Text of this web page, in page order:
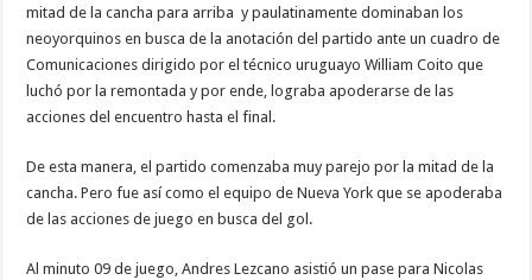
mitad de la cancha para arriba y paulatinamente dominaban los
neoyorquinos en busca de la anotación del partido ante un cuadro de
Comunicaciones dirigido por el técnico uruguayo William Coito que
luchó por la remontada y por ende, lograba apoderarse de las
acciones del encuentro hasta el final.
De esta manera, el partido comenzaba muy parejo por la mitad de la
cancha. Pero fue así como el equipo de Nueva York que se apoderaba
de las acciones de juego en busca del gol.
Al minuto 09 de juego, Andres Lezcano asistió un pase para Nicolas